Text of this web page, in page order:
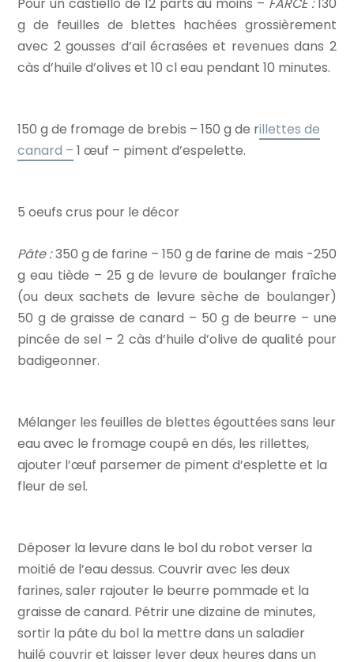
g de feuilles de blettes hachées grossièrement
avec 2 gousses d’ail écrasées et revenues dans 2
càs d’huile d’olives et 10 cl eau pendant 10 minutes.
150 g de fromage de brebis – 150 g de rillettes de
canard – 1 œuf – piment d’espelette.
5 oeufs crus pour le décor
Pâte :350 g de farine – 150 g de farine de mais -250
g eau tiède – 25 g de levure de boulanger fraîche
(ou deux sachets de levure sèche de boulanger)
50 g de graisse de canard – 50 g de beurre – une
pincée de sel – 2 càs d’huile d’olive de qualité pour
badigeonner.
Mélanger les feuilles de blettes égouttées sans leur
eau avec le fromage coupé en dés, les rillettes,
ajouter l’œuf parsemer de piment d’esplette et la
fleur de sel.
Déposer la levure dans le bol du robot verser la
moitié de l’eau dessus. Couvrir avec les deux
farines, saler rajouter le beurre pommade et la
graisse de canard. Pétrir une dizaine de minutes,
sortir la pâte du bol la mettre dans un saladier
huilé couvrir et laisser lever deux heures dans un